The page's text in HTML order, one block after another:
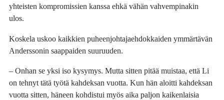
yhteisten kompromissien kanssa ehkä vähän vahvempinakin
ulos.
Koskela uskoo kaikkien puheenjohtajaehdokkaiden ymmärtävän
Anderssonin saappaiden suuruuden.
– Onhan se yksi iso kysymys. Mutta sitten pitää muistaa, että Li
on tehnyt tätä työtä kahdeksan vuotta. Kun hän aloitti kahdeksan
vuotta sitten, häneen kohdistui myös aika paljon kaikenlaisia